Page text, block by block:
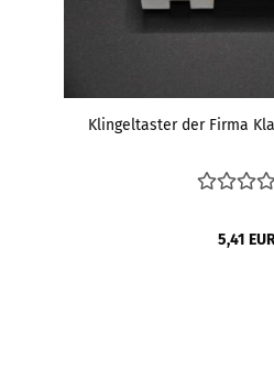
Klingeltaster der Firma
5,41